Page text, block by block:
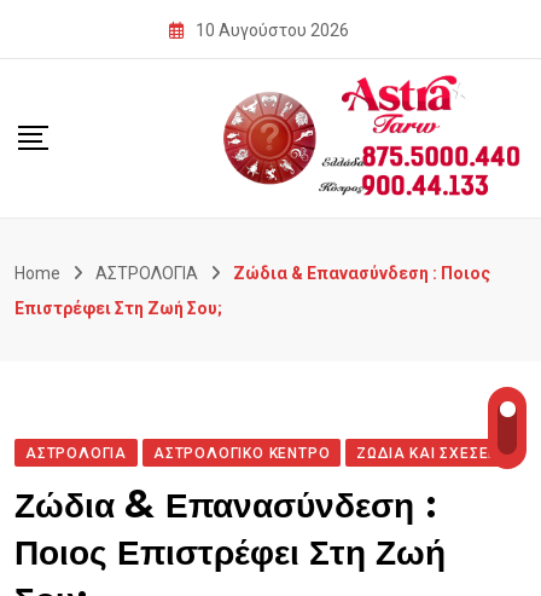
10 Αυγούστου 2026
Home ΑΣΤΡΟΛΟΓΙΑ
Ζώδια & Επανασύνδεση : Ποιος
Επιστρέφει Στη Ζωή Σου;
ΑΣΤΡΟΛΟΓΙΑ ΑΣΤΡΟΛΟΓΙΚΟ ΚΕΝΤΡΟ ΖΩΔΙΑ ΚΑΙ ΣΧΕΣΕΙΣ
Ζώδια & Επανασύνδεση :
Ποιος Επιστρέφει Στη Ζωή